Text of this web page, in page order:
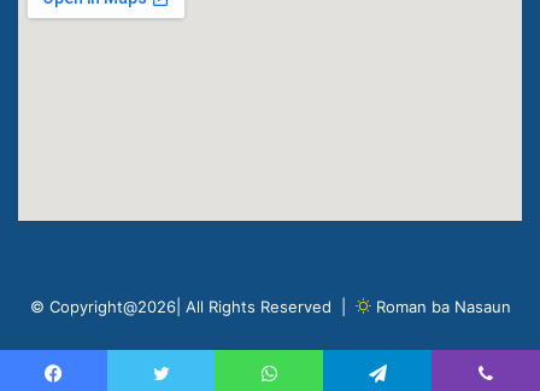
© Copyright@2026| All Rights Reserved | Roman ba Nasaun